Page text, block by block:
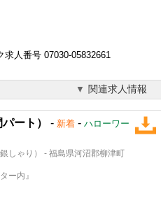
人番号 07030-05832661
関連求人情報
ート） - 新着 - ハローワー
ゃり） - 福島県河沼郡柳津町
ー内』